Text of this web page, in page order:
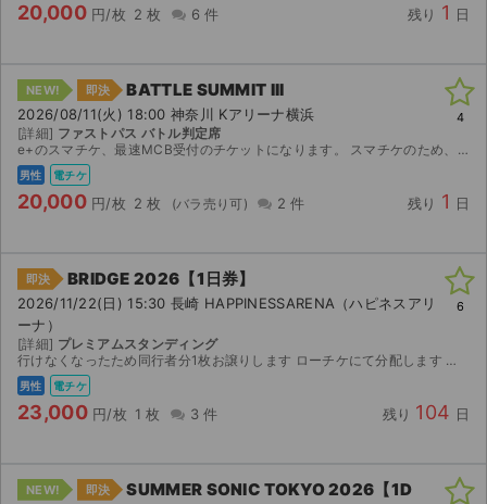
20,000 円/枚 2 枚 6 件 残り 1 日
NEW! 即決 BATTLE SUMMIT III
2026/08/11(火) 18:00 神奈川 Kアリーナ横浜
[詳細] ファストパス バトル判定席
e+のスマチケ、最速MCB受付のチケットになります。 スマチケのため、分配可能。 レベル1 、6列目の2枚連番です。
男性 電チケ
20,000 円/枚 2 枚 2 件 残り 1 日
4
即決 BRIDGE 2026【1日券】
2026/11/22(日) 15:30 長崎 HAPPINESSARENA（ハピネスアリ
ーナ）
[詳細] プレミアムスタンディング
行けなくなったため同行者分1枚お譲りします ローチケにて分配します 電子チケットでのお譲りとなります。 チケット発券後、速やかに分配・譲渡対応いたします。 ご不明な点がございましたらお気軽にご...
男性 電チケ
23,000 円/枚 1 枚 3 件 残り 104 日
6
NEW! 即決
SUMMER SONIC TOKYO 2026【1D